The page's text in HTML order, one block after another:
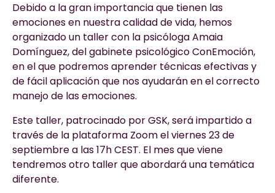
Debido a la gran importancia que tienen las
emociones en nuestra calidad de vida, hemos
organizado un taller con la psicóloga Amaia
Domínguez, del gabinete psicológico ConEmoción,
en el que podremos aprender técnicas efectivas y
de fácil aplicación que nos ayudarán en el correcto
manejo de las emociones.
Este taller, patrocinado por GSK, será impartido a
través de la plataforma Zoom el viernes 23 de
septiembre a las 17h CEST. El mes que viene
tendremos otro taller que abordará una temática
diferente.